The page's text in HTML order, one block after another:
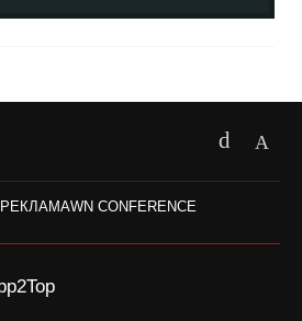
РЕКЛАМАWN CONFERENCE